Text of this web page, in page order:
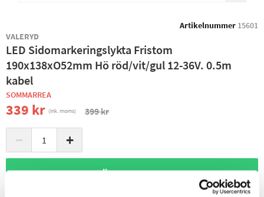
Artikelnummer 15601
VALERYD
LED Sidomarkeringslykta Fristom
190x138xO52mm Hö röd/vit/gul 12-36V. 0.5m
kabel
SOMMARREA
339 kr (ink. moms) 399 kr
− +
+ LÄGG I KUNDVAGN